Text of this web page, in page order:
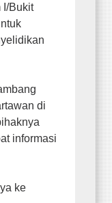
I/Bukit
di
informasi
ke